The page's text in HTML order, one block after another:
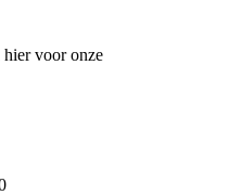
voor onze